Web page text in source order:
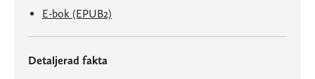
E-bok (EPUB2)
Detaljerad fakta